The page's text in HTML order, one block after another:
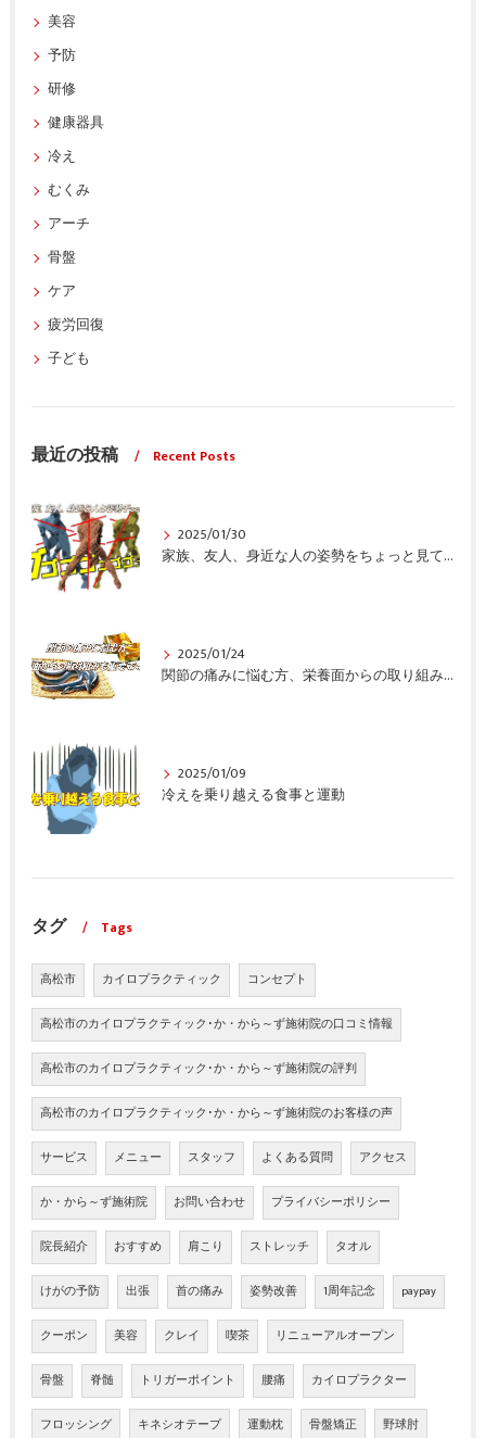
美容
予防
研修
健康器具
冷え
むくみ
アーチ
骨盤
ケア
疲労回復
子ども
最近の投稿 Recent Posts
2025/01/30
家族、友人、身近な人の姿勢をちょっと見てみませんか？
2025/01/24
関節の痛みに悩む方、栄養面からの取り組みも重要ですよ！
2025/01/09
冷えを乗り越える食事と運動
タグ Tags
高松市 カイロプラクティック コンセプト
高松市のカイロプラクティック･か・から～ず施術院の口コミ情報
高松市のカイロプラクティック･か・から～ず施術院の評判
高松市のカイロプラクティック･か・から～ず施術院のお客様の声
サービス メニュー スタッフ よくある質問 アクセス
か・から～ず施術院 お問い合わせ プライバシーポリシー
院長紹介 おすすめ 肩こり ストレッチ タオル
けがの予防 出張 首の痛み 姿勢改善 1周年記念 paypay
クーポン 美容 クレイ 喫茶 リニューアルオープン
骨盤 脊髄 トリガーポイント 腰痛 カイロプラクター
フロッシング キネシオテープ 運動枕 骨盤矯正 野球肘